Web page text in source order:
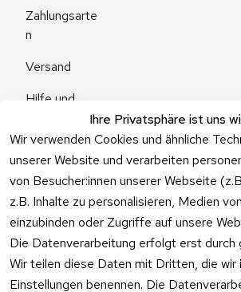
Ihre Privatsphäre ist uns
Wir verwenden Cookies und ähnliche
unserer Website und verarbeiten
von Besucher:innen unserer Webseite
z.B. Inhalte zu personalisieren, Medien
einzubinden oder Zugriffe auf unsere
Die Datenverarbeitung erfolgt erst durch
Wir teilen diese Daten mit Dritten, die wir
Einstellungen benennen. Die
Zahlungsarte
n
Versand
Hilfe und
Fragen
Vertrag
widerrufen